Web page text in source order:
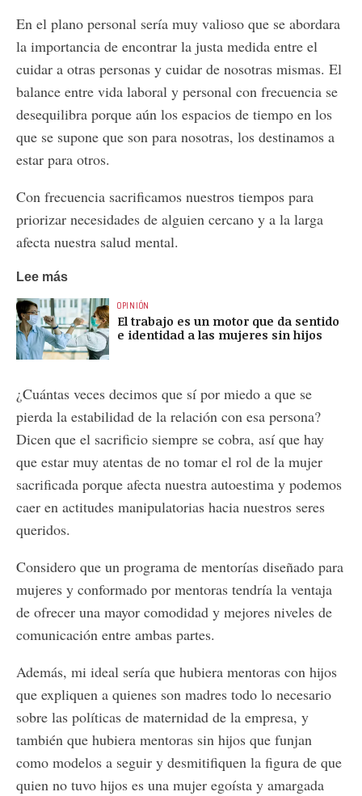
En el plano personal sería muy valioso que se abordara
la importancia de encontrar la justa medida entre el
cuidar a otras personas y cuidar de nosotras mismas. El
balance entre vida laboral y personal con frecuencia se
desequilibra porque aún los espacios de tiempo en los
que se supone que son para nosotras, los destinamos a
estar para otros.
Con frecuencia sacrificamos nuestros tiempos para
priorizar necesidades de alguien cercano y a la larga
afecta nuestra salud mental.
Lee más
OPINIÓN
El trabajo es un motor que da sentido
e identidad a las mujeres sin hijos
¿Cuántas veces decimos que sí por miedo a que se
pierda la estabilidad de la relación con esa persona?
Dicen que el sacrificio siempre se cobra, así que hay
que estar muy atentas de no tomar el rol de la mujer
sacrificada porque afecta nuestra autoestima y podemos
caer en actitudes manipulatorias hacia nuestros seres
queridos.
Considero que un programa de mentorías diseñado para
mujeres y conformado por mentoras tendría la ventaja
de ofrecer una mayor comodidad y mejores niveles de
comunicación entre ambas partes.
Además, mi ideal sería que hubiera mentoras con hijos
que expliquen a quienes son madres todo lo necesario
sobre las políticas de maternidad de la empresa, y
también que hubiera mentoras sin hijos que funjan
como modelos a seguir y desmitifiquen la figura de que
quien no tuvo hijos es una mujer egoísta y amargada